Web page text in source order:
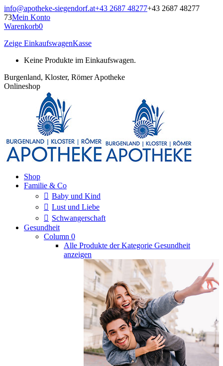
Zum
Inhalt
springen
info@apotheke-siegendorf.at+43 2687 48277+43 2687 48277
73Mein Konto
Warenkorb0
Zeige EinkaufswagenKasse
Keine Produkte im Einkaufswagen.
Burgenland, Kloster, Römer Apotheke
Onlineshop
Shop
Familie & Co
Baby und Kind
Lust und Liebe
Schwangerschaft
Gesundheit
Column 0
Alle Produkte der Kategorie Gesundheit
anzeigen